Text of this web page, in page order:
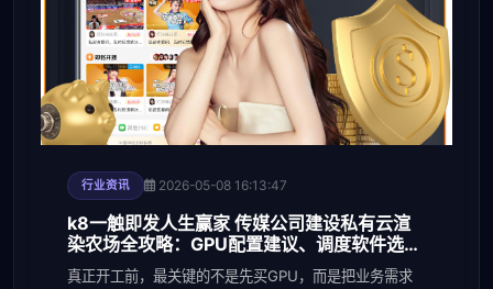
行业资讯 2026-05-08 16:13:47
k8一触即发人生赢家 传媒公司建设私有云渲
染农场全攻略：GPU配置建议、调度软件选型
与电力散热预算
真正开工前，最关键的不是先买GPU，而是把业务需求